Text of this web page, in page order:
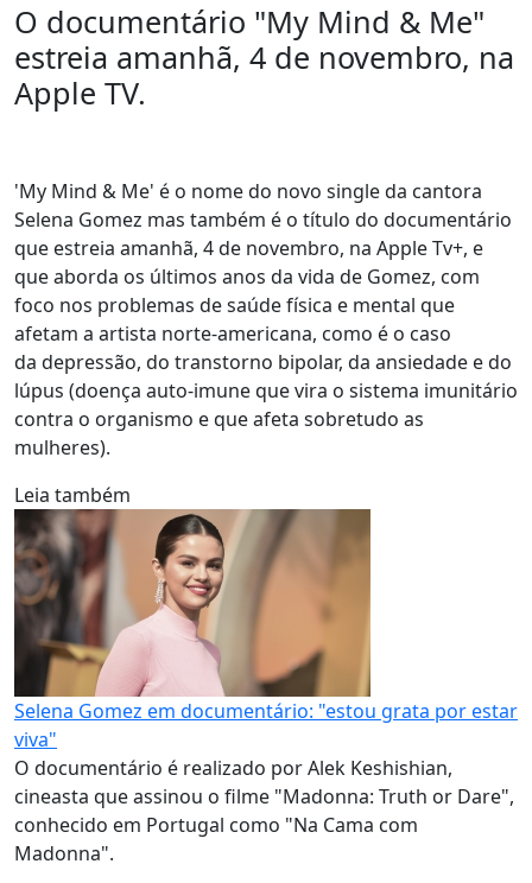
O documentário "My Mind & Me"
estreia amanhã, 4 de novembro, na
Apple TV.
'My Mind & Me' é o nome do novo single da cantora
Selena Gomez mas também é o título do documentário
que estreia amanhã, 4 de novembro, na Apple Tv+, e
que aborda os últimos anos da vida de Gomez, com
foco nos problemas de saúde física e mental que
afetam a artista norte-americana, como é o caso
da depressão, do transtorno bipolar, da ansiedade e do
lúpus (doença auto-imune que vira o sistema imunitário
contra o organismo e que afeta sobretudo as
mulheres).
Leia também
Selena Gomez em documentário: "estou grata por estar
viva"
O documentário é realizado por Alek Keshishian,
cineasta que assinou o filme "Madonna: Truth or Dare",
conhecido em Portugal como "Na Cama com
Madonna".